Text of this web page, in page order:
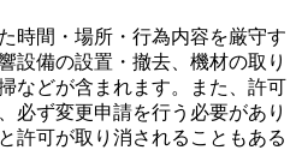
時間・場所・行為内容を厳守す
設備の設置・撤去、機材の取り
などが含まれます。また、許可
必ず変更申請を行う必要があり
許可が取り消されることもある